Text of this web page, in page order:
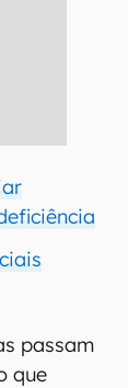
passam
que